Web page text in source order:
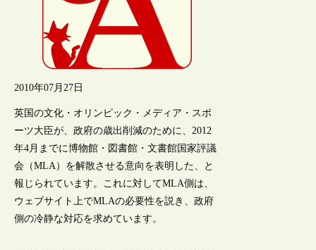
2010年07月27日
英国の文化・オリンピック・メディア・スポ
ーツ大臣が、政府の歳出削減のために、2012
年4月までに博物館・図書館・文書館国家評議
会（MLA）を解散させる意向を表明した、と
報じられています。これに対してMLA側は、
ウェブサイト上でMLAの必要性を説き、政府
側の冷静な対応を求めています。